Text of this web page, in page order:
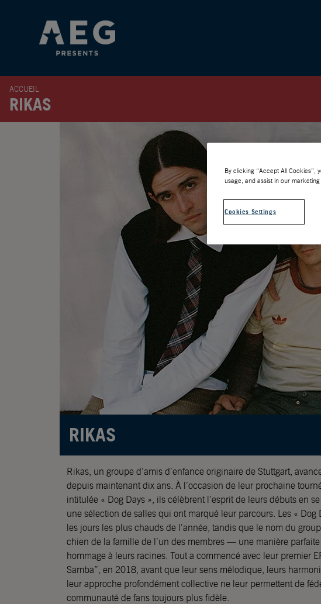
ACCUEIL
RIKAS
RIKAS
Rikas, un groupe d’amis d’enfance originaire de Stuttgart,
depuis maintenant dix ans. À l’occasion de leur prochaine
intitulée « Dog Days », ils célèbrent l’esprit de leurs débuts en
une sélection de salles qui ont marqué leur parcours. Les « Dog
les jours les plus chauds de l’année, tandis que le nom du
chien de la famille de l’un des membres — une manière
hommage à leurs racines. Tout a commencé avec leur premier
Samba”, en 2018, avant que leur sens mélodique, leurs
leur approche profondément collective ne leur permettent de
communauté de fans toujours plus fidèle.
By clicking “Accept All Cookies”,
usage, and assist in our
Cookies Settings